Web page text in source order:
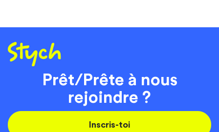
Prêt/Prête à nous
rejoindre ?
Inscris-toi